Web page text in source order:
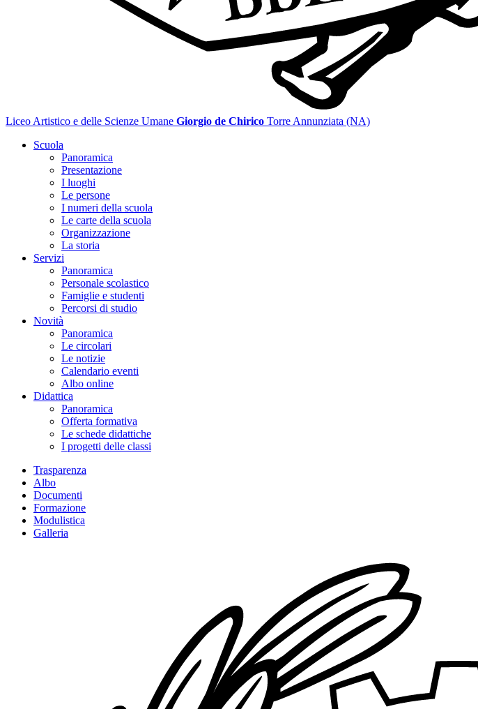
Liceo Artistico e delle Scienze Umane Giorgio de Chirico Torre Annunziata (NA)
Scuola
Panoramica
Presentazione
I luoghi
Le persone
I numeri della scuola
Le carte della scuola
Organizzazione
La storia
Servizi
Panoramica
Personale scolastico
Famiglie e studenti
Percorsi di studio
Novità
Panoramica
Le circolari
Le notizie
Calendario eventi
Albo online
Didattica
Panoramica
Offerta formativa
Le schede didattiche
I progetti delle classi
Trasparenza
Albo
Documenti
Formazione
Modulistica
Galleria